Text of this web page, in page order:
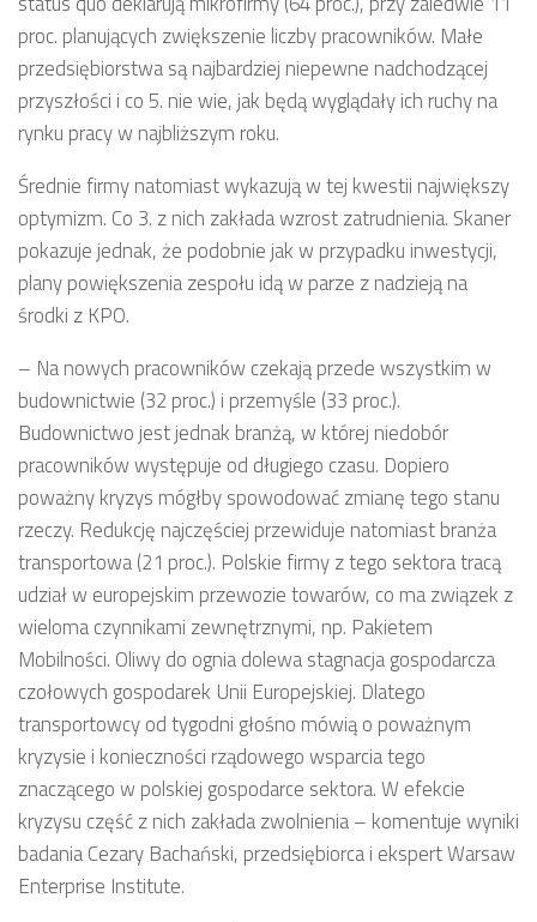
proc. planujących zwiększenie liczby pracowników. Małe
przedsiębiorstwa są najbardziej niepewne nadchodzącej
przyszłości i co 5. nie wie, jak będą wyglądały ich ruchy na
rynku pracy w najbliższym roku.
Średnie firmy natomiast wykazują w tej kwestii największy
optymizm. Co 3. z nich zakłada wzrost zatrudnienia. Skaner
pokazuje jednak, że podobnie jak w przypadku inwestycji,
plany powiększenia zespołu idą w parze z nadzieją na
środki z KPO.
– Na nowych pracowników czekają przede wszystkim w
budownictwie (32 proc.) i przemyśle (33 proc.).
Budownictwo jest jednak branżą, w której niedobór
pracowników występuje od długiego czasu. Dopiero
poważny kryzys mógłby spowodować zmianę tego stanu
rzeczy. Redukcję najczęściej przewiduje natomiast branża
transportowa (21 proc.). Polskie firmy z tego sektora tracą
udział w europejskim przewozie towarów, co ma związek z
wieloma czynnikami zewnętrznymi, np. Pakietem
Mobilności. Oliwy do ognia dolewa stagnacja gospodarcza
czołowych gospodarek Unii Europejskiej. Dlatego
transportowcy od tygodni głośno mówią o poważnym
kryzysie i konieczności rządowego wsparcia tego
znaczącego w polskiej gospodarce sektora. W efekcie
kryzysu część z nich zakłada zwolnienia – komentuje wyniki
badania Cezary Bachański, przedsiębiorca i ekspert Warsaw
Enterprise Institute.